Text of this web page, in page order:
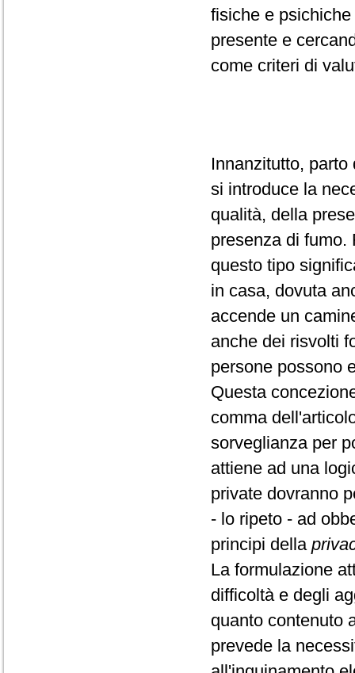
fisiche e
presente e
come criteri di
Innanzitutto,
si introduce la
qualità, della
presenza di fumo.
questo tipo
in casa, dovuta
accende un
anche dei risvolti
persone possono
Questa
comma
sorveglianza per
attiene ad una
private dovranno
- lo ripeto - ad
principi della
La formulazione
difficoltà e degli
quanto contenuto
prevede la